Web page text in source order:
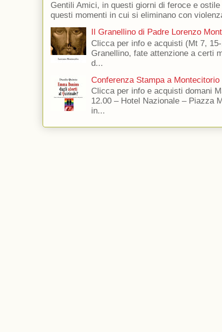
Gentili Amici, in questi giorni di feroce e
questi momenti in cui si eliminano con
Il Granellino di Padre Lorenzo
Clicca per info e acquisti (Mt 7,
Granellino, fate attenzione a certi
d...
Conferenza Stampa a Montecitorio
Clicca per info e acquisti domani
12.00 – Hotel Nazionale – Piazza
in...